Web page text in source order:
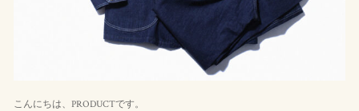
こんにちは、PRODUCTです。